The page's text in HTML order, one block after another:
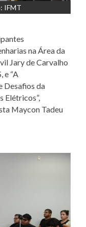
IFMT
na Área da
Jary de Carvalho
e “A
Desafios da
Elétricos”,
Maycon Tadeu